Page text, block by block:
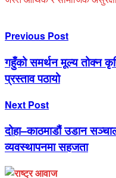
Previous Post
गहुँको समर्थन मूल्य तोक्न
प्रस्ताव पठायो
Next Post
दोहा–काठमाडौं उडान
व्यवस्थापनमा सहजता